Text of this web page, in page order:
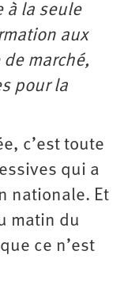
à la seule
aux
marché,
pour la
c’est toute
qui a
nationale. Et
matin du
ce n’est